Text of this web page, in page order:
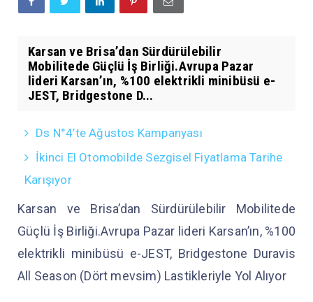
Karsan ve Brisa’dan Sürdürülebilir
Mobilitede Güçlü İş Birliği.Avrupa Pazar
lideri Karsan’ın, %100 elektrikli minibüsü e-
JEST, Bridgestone D...
Ds N°4’te Ağustos Kampanyası
İkinci El Otomobilde Sezgisel Fiyatlama Tarihe
Karışıyor
Karsan ve Brisa’dan Sürdürülebilir Mobilitede
Güçlü İş Birliği.Avrupa Pazar lideri Karsan’ın, %100
elektrikli minibüsü e-JEST, Bridgestone Duravis
All Season (Dört mevsim) Lastikleriyle Yol Alıyor